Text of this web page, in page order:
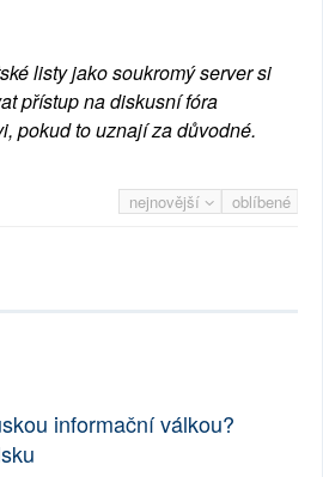
listy jako soukromý server si
přístup na diskusní fóra
pokud to uznají za důvodné.
nejnovější oblíbené
informační válkou?